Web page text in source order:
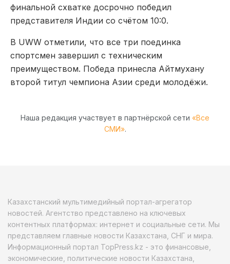
финальной схватке досрочно победил
представителя Индии со счётом 10:0.
В UWW отметили, что все три поединка
спортсмен завершил с техническим
преимуществом. Победа принесла Айтмухану
второй титул чемпиона Азии среди молодёжи.
Наша редакция участвует в партнёрской сети «Все
СМИ».
Казахстанский мультимедийный портал-агрегатор
новостей. Агентство представлено на ключевых
контентных платформах: интернет и социальные сети. Мы
представляем главные новости Казахстана, СНГ и мира.
Информационный портал TopPress.kz - это финансовые,
экономические, политические новости Казахстана,